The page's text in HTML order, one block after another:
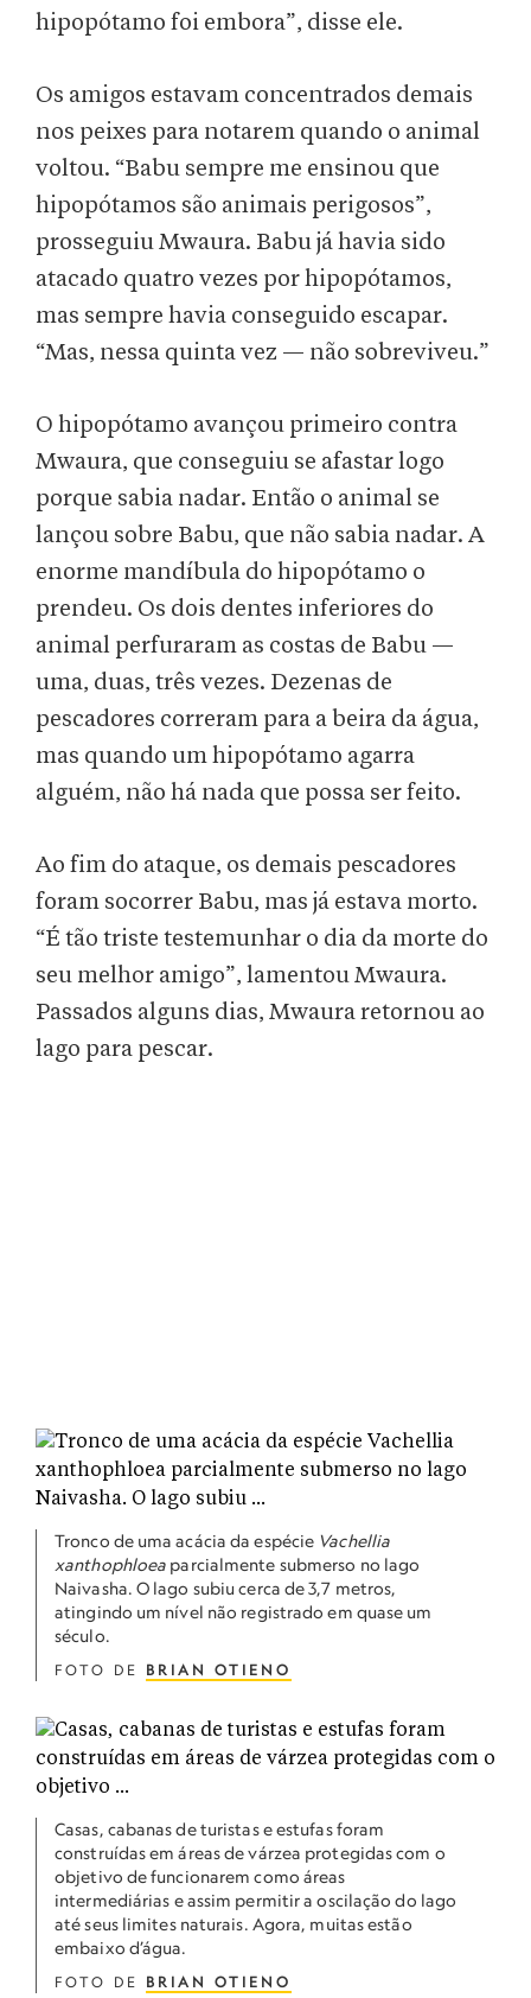
hipopótamo foi embora”, disse ele.
Os amigos estavam concentrados demais
nos peixes para notarem quando o animal
voltou. “Babu sempre me ensinou que
hipopótamos são animais perigosos”,
prosseguiu Mwaura. Babu já havia sido
atacado quatro vezes por hipopótamos,
mas sempre havia conseguido escapar.
“Mas, nessa quinta vez — não sobreviveu.”
O hipopótamo avançou primeiro contra
Mwaura, que conseguiu se afastar logo
porque sabia nadar. Então o animal se
lançou sobre Babu, que não sabia nadar. A
enorme mandíbula do hipopótamo o
prendeu. Os dois dentes inferiores do
animal perfuraram as costas de Babu —
uma, duas, três vezes. Dezenas de
pescadores correram para a beira da água,
mas quando um hipopótamo agarra
alguém, não há nada que possa ser feito.
Ao fim do ataque, os demais pescadores
foram socorrer Babu, mas já estava morto.
“É tão triste testemunhar o dia da morte do
seu melhor amigo”, lamentou Mwaura.
Passados alguns dias, Mwaura retornou ao
lago para pescar.
Tronco de uma acácia da espécie Vachellia
xanthophloea parcialmente submerso no lago
Naivasha. O lago subiu cerca de 3,7 metros,
atingindo um nível não registrado em quase um
século.
FOTO DE BRIAN OTIENO
Casas, cabanas de turistas e estufas foram
construídas em áreas de várzea protegidas com o
objetivo de funcionarem como áreas
intermediárias e assim permitir a oscilação do lago
até seus limites naturais. Agora, muitas estão
embaixo d’água.
FOTO DE BRIAN OTIENO